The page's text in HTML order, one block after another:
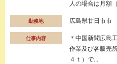
人の場合は月額
勤務地 広島県廿日市市
仕事内容
＊中国新聞広島
作業及び各販売
４ｔ）で...